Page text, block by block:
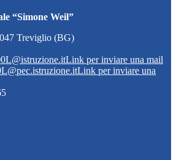
“Simone Weil”
Treviglio (BG)
Link per inviare una mail
Link per inviare una